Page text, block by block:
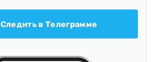
Следить в Телеграмме